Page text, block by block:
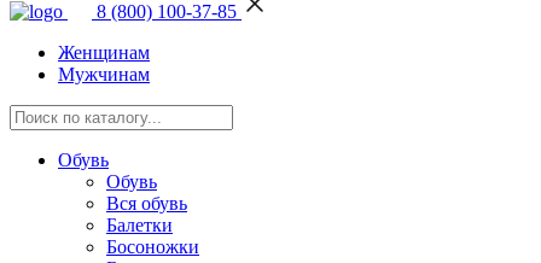
8 (800) 100-37-85
Женщинам
Мужчинам
Обувь
Обувь
Вся обувь
Балетки
Босоножки